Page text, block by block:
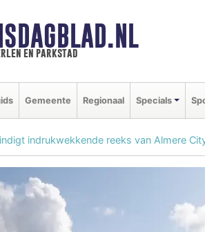
en parkstad
Gemeente Regionaal Specials
indrukwekkende reeks van Almere